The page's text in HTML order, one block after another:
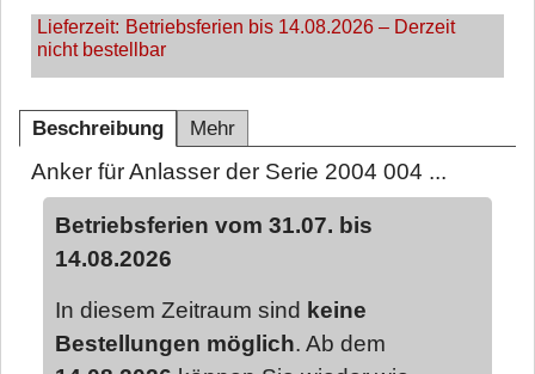
Lieferzeit: Betriebsferien bis 14.08.2026 – Derzeit
nicht bestellbar
Beschreibung Mehr
Anker für Anlasser der Serie 2004 004 ...
Betriebsferien vom 31.07. bis
14.08.2026
In diesem Zeitraum sind keine
Bestellungen möglich. Ab dem